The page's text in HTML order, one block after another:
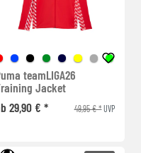
teamLIGA26
Jacket
29,90 € *
49,95 € *UVP